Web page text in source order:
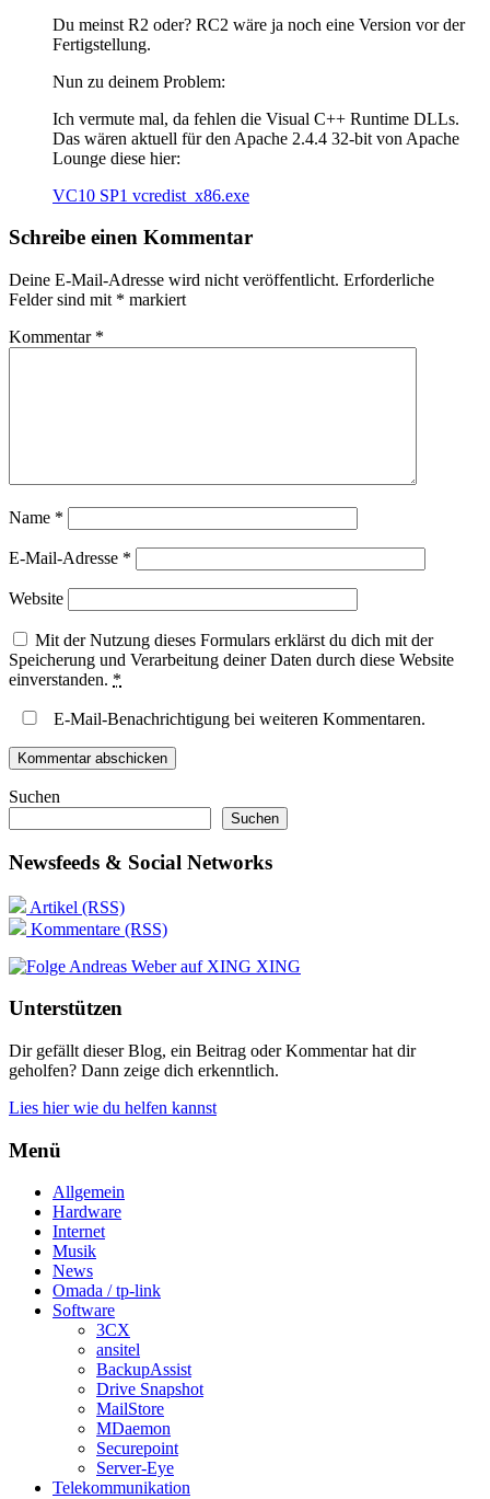
Du meinst R2 oder? RC2 wäre ja noch eine Version vor der
Fertigstellung.
Nun zu deinem Problem:
Ich vermute mal, da fehlen die Visual C++ Runtime DLLs.
Das wären aktuell für den Apache 2.4.4 32-bit von Apache
Lounge diese hier:
VC10 SP1 vcredist_x86.exe
Schreibe einen Kommentar
Deine E-Mail-Adresse wird nicht veröffentlicht. Erforderliche
Felder sind mit * markiert
Kommentar *
Name *
E-Mail-Adresse *
Website
Mit der Nutzung dieses Formulars erklärst du dich mit der
Speicherung und Verarbeitung deiner Daten durch diese Website
einverstanden. *
E-Mail-Benachrichtigung bei weiteren Kommentaren.
Suchen
Suchen
Newsfeeds & Social Networks
Artikel (RSS)
Kommentare (RSS)
XING
Unterstützen
Dir gefällt dieser Blog, ein Beitrag oder Kommentar hat dir
geholfen? Dann zeige dich erkenntlich.
Lies hier wie du helfen kannst
Menü
Allgemein
Hardware
Internet
Musik
News
Omada / tp-link
Software
3CX
ansitel
BackupAssist
Drive Snapshot
MailStore
MDaemon
Securepoint
Server-Eye
Telekommunikation